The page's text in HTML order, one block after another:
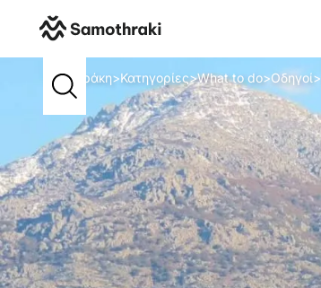
Σαμοθράκη>Κατηγορίες>What to do>Οδηγοί>